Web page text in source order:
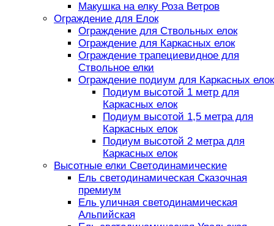
Макушка на елку Роза Ветров
Ограждение для Елок
Ограждение для Ствольных елок
Ограждение для Каркасных елок
Ограждение трапециевидное для
Ствольное елки
Ограждение подиум для Каркасных елок
Подиум высотой 1 метр для
Каркасных елок
Подиум высотой 1,5 метра для
Каркасных елок
Подиум высотой 2 метра для
Каркасных елок
Высотные елки Светодинамические
Ель светодинамическая Сказочная
премиум
Ель уличная светодинамическая
Альпийская